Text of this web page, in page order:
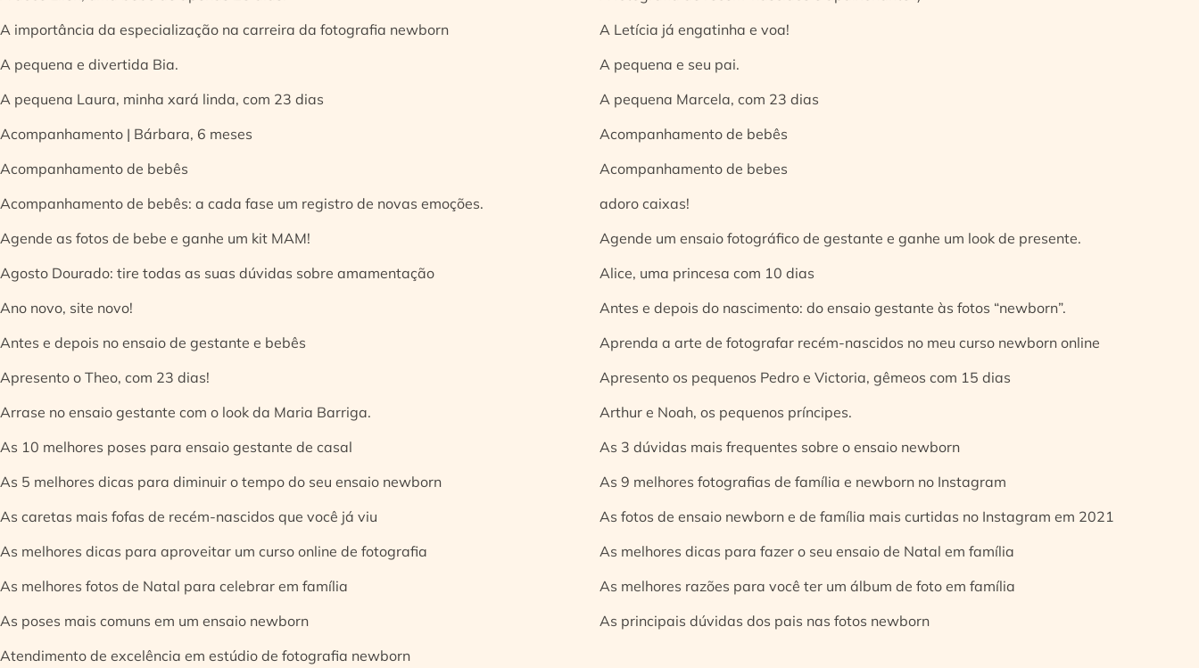
A importância da especialização na carreira da fotografia newborn
A Letícia já engatinha e voa!
A pequena e divertida Bia.
A pequena e seu pai.
A pequena Laura, minha xará linda, com 23 dias
A pequena Marcela, com 23 dias
Acompanhamento | Bárbara, 6 meses
Acompanhamento de bebês
Acompanhamento de bebês
Acompanhamento de bebes
Acompanhamento de bebês: a cada fase um registro de novas emoções.
adoro caixas!
Agende as fotos de bebe e ganhe um kit MAM!
Agende um ensaio fotográfico de gestante e ganhe um look de presente.
Agosto Dourado: tire todas as suas dúvidas sobre amamentação
Alice, uma princesa com 10 dias
Ano novo, site novo!
Antes e depois do nascimento: do ensaio gestante às fotos “newborn”.
Antes e depois no ensaio de gestante e bebês
Aprenda a arte de fotografar recém-nascidos no meu curso newborn online
Apresento o Theo, com 23 dias!
Apresento os pequenos Pedro e Victoria, gêmeos com 15 dias
Arrase no ensaio gestante com o look da Maria Barriga.
Arthur e Noah, os pequenos príncipes.
As 10 melhores poses para ensaio gestante de casal
As 3 dúvidas mais frequentes sobre o ensaio newborn
As 5 melhores dicas para diminuir o tempo do seu ensaio newborn
As 9 melhores fotografias de família e newborn no Instagram
As caretas mais fofas de recém-nascidos que você já viu
As fotos de ensaio newborn e de família mais curtidas no Instagram em 2021
As melhores dicas para aproveitar um curso online de fotografia
As melhores dicas para fazer o seu ensaio de Natal em família
As melhores fotos de Natal para celebrar em família
As melhores razões para você ter um álbum de foto em família
As poses mais comuns em um ensaio newborn
As principais dúvidas dos pais nas fotos newborn
Atendimento de excelência em estúdio de fotografia newborn